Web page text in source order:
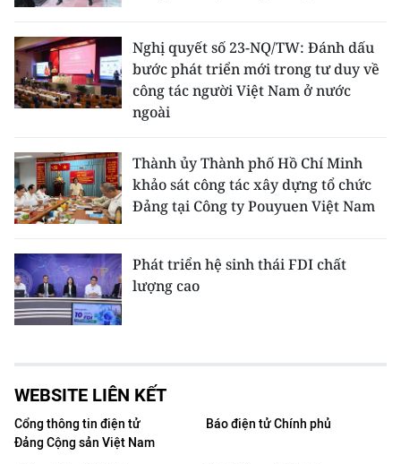
Nghị quyết số 23-NQ/TW: Đánh dấu
bước phát triển mới trong tư duy về
công tác người Việt Nam ở nước
ngoài
Thành ủy Thành phố Hồ Chí Minh
khảo sát công tác xây dựng tổ chức
Đảng tại Công ty Pouyuen Việt Nam
Phát triển hệ sinh thái FDI chất
lượng cao
WEBSITE LIÊN KẾT
Cổng thông tin điện tử
Đảng Cộng sản Việt Nam
Báo điện tử Chính phủ